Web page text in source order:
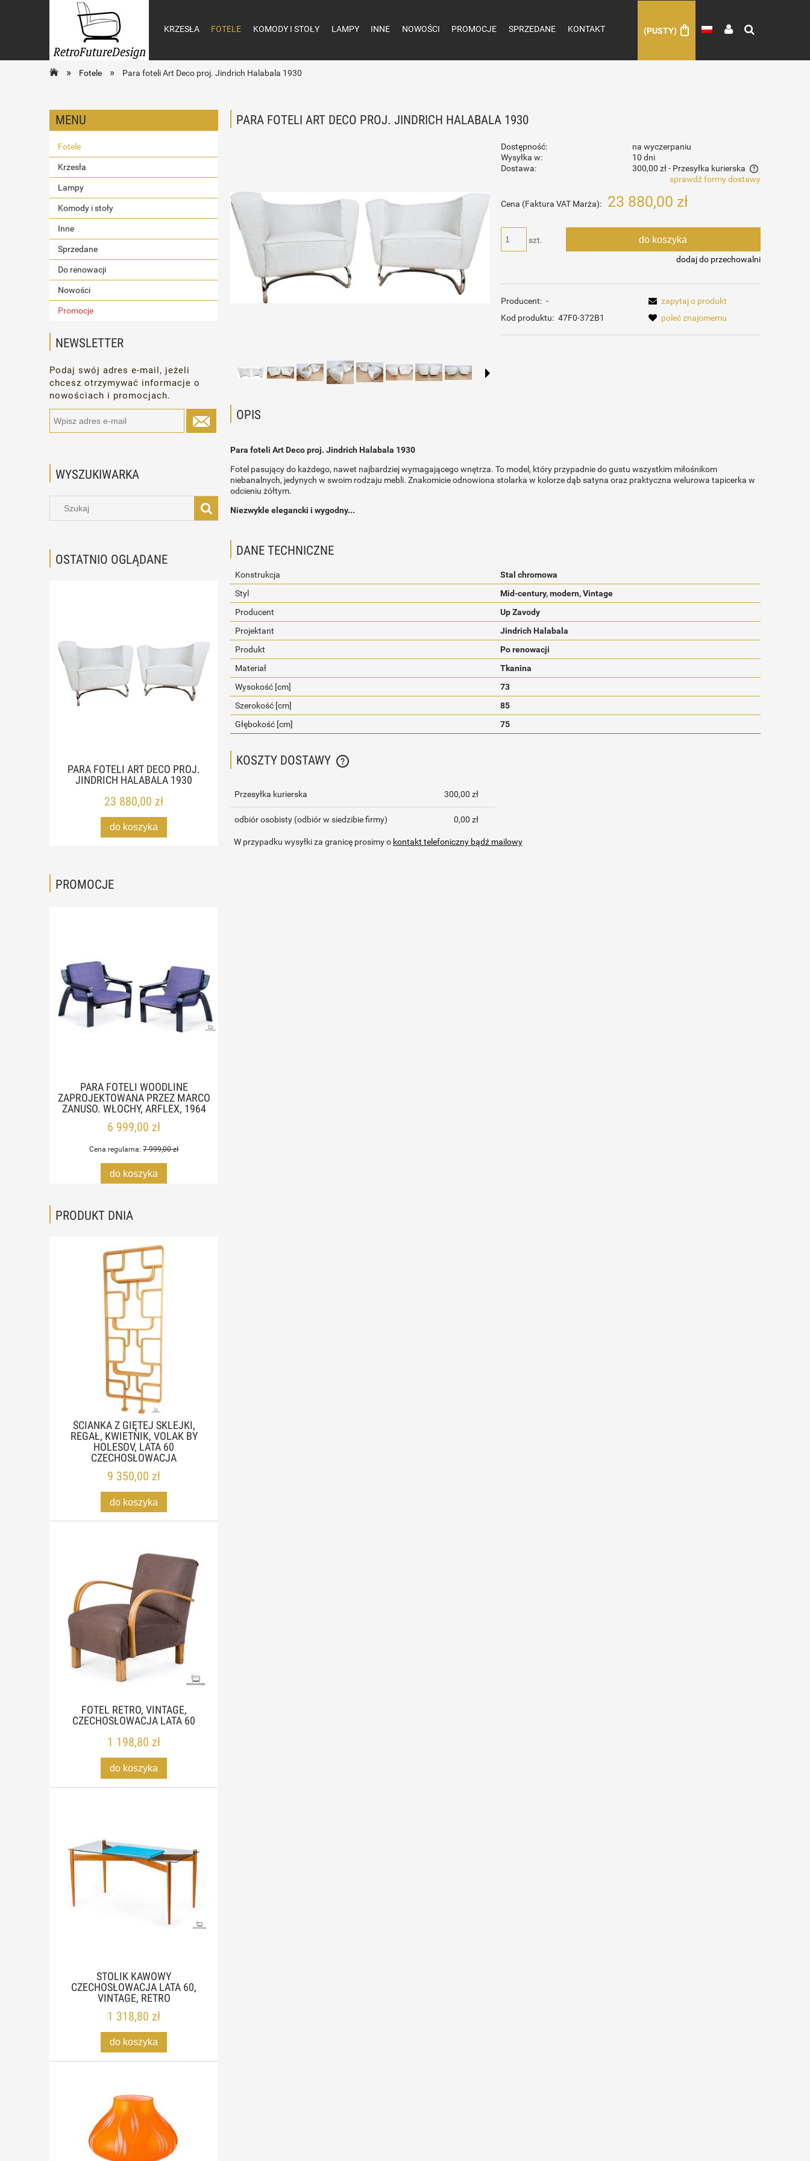
(PUSTY)
KRZESŁA FOTELE KOMODY I STOŁY LAMPY INNE NOWOŚCI PROMOCJE SPRZEDANE KONTAKT
» Fotele » Para foteli Art Deco proj. Jindrich Halabala 1930
MENU
Fotele
Krzesła
Lampy
Komody i stoły
Inne
Sprzedane
Do renowacji
Nowości
Promocje
NEWSLETTER
Podaj swój adres e-mail, jeżeli
chcesz otrzymywać informacje o
nowościach i promocjach.
WYSZUKIWARKA
OSTATNIO OGLĄDANE
PARA FOTELI ART DECO PROJ.
JINDRICH HALABALA 1930
23 880,00 zł
do koszyka
PROMOCJE
PARA FOTELI WOODLINE
ZAPROJEKTOWANA PRZEZ MARCO
ZANUSO. WŁOCHY, ARFLEX, 1964
6 999,00 zł
Cena regularna: 7 999,00 zł
do koszyka
PRODUKT DNIA
ŚCIANKA Z GIĘTEJ SKLEJKI,
REGAŁ, KWIETNIK, VOLAK BY
HOLESOV, LATA 60
CZECHOSŁOWACJA
9 350,00 zł
do koszyka
FOTEL RETRO, VINTAGE,
CZECHOSŁOWACJA LATA 60
1 198,80 zł
do koszyka
STOLIK KAWOWY
CZECHOSŁOWACJA LATA 60,
VINTAGE, RETRO
1 318,80 zł
do koszyka
PARA FOTELI ART DECO PROJ. JINDRICH HALABALA 1930
Dostępność:
na wyczerpaniu
Wysyłka w:
10 dni
Dostawa:
300,00 zł - Przesyłka kurierska
Cena nie zawiera ewentualnych kosztów
płatności
sprawdź formy dostawy
Cena (Faktura VAT Marża): 23 880,00 zł
szt. do koszyka
dodaj do przechowalni
Producent: -
Kod produktu: 47F0-372B1
zapytaj o produkt
poleć znajomemu
OPIS
Para foteli Art Deco proj. Jindrich Halabala 1930
Fotel pasujący do każdego, nawet najbardziej wymagającego wnętrza. To model, który przypadnie do gustu wszystkim miłośnikom
niebanalnych, jedynych w swoim rodzaju mebli. Znakomicie odnowiona stolarka w kolorze dąb satyna oraz praktyczna welurowa tapicerka w
odcieniu żółtym.
Niezwykle elegancki i wygodny...
DANE TECHNICZNE
Konstrukcja
Stal chromowa
Styl
Mid-century, modern, Vintage
Producent
Up Zavody
Projektant
Jindrich Halabala
Produkt
Po renowacji
Materiał
Tkanina
Wysokość [cm]
73
Szerokość [cm]
85
Głębokość [cm]
75
KOSZTY DOSTAWY
CENA NIE ZAWIERA EWENTUALNYCH KOSZTÓW
Przesyłka kurierska 300,00 zł
odbiór osobisty (odbiór w siedzibie firmy) 0,00 zł
W przypadku wysyłki za granicę prosimy o kontakt telefoniczny bądź mailowy